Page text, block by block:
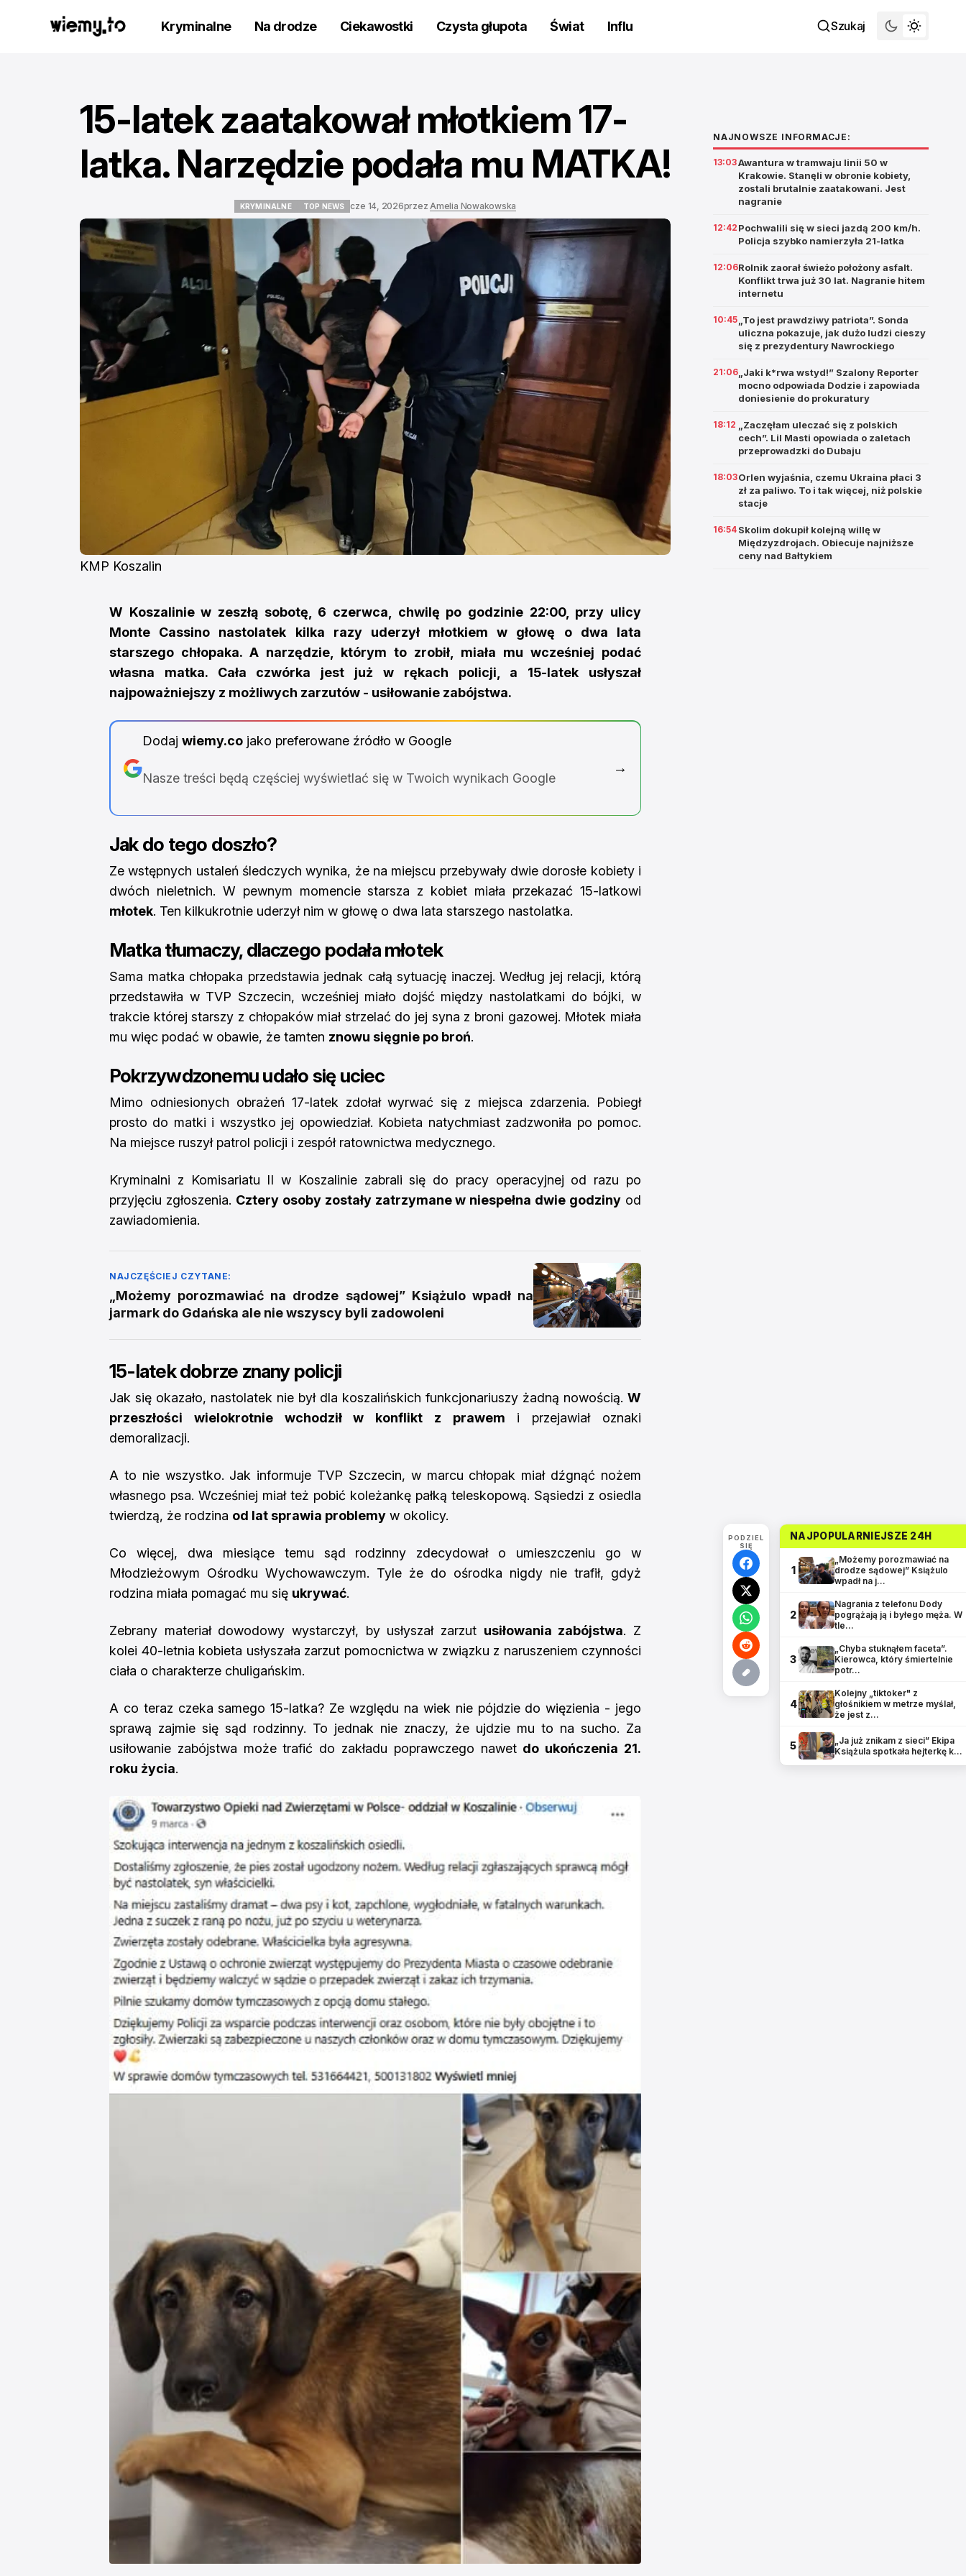
Kryminalne Na drodze Ciekawostki Czysta głupota Świat Influ Szukaj
15-latek zaatakował młotkiem 17-
latka. Narzędzie podała mu MATKA!
KRYMINALNE TOP NEWS cze 14, 2026przez Amelia Nowakowska
KMP Koszalin
W Koszalinie w zeszłą sobotę, 6 czerwca, chwilę po godzinie 22:00, przy ulicy
Monte Cassino nastolatek kilka razy uderzył młotkiem w głowę o dwa lata
starszego chłopaka. A narzędzie, którym to zrobił, miała mu wcześniej podać
własna matka. Cała czwórka jest już w rękach policji, a 15-latek usłyszał
najpoważniejszy z możliwych zarzutów - usiłowanie zabójstwa.
Dodaj wiemy.cojako preferowane źródło w Google
Nasze treści będą częściej wyświetlać się w Twoich wynikach Google
→
Jak do tego doszło?
Ze wstępnych ustaleń śledczych wynika, że na miejscu przebywały dwie dorosłe kobiety i
dwóch nieletnich. W pewnym momencie starsza z kobiet miała przekazać 15-latkowi
młotek. Ten kilkukrotnie uderzył nim w głowę o dwa lata starszego nastolatka.
Matka tłumaczy, dlaczego podała młotek
Sama matka chłopaka przedstawia jednak całą sytuację inaczej. Według jej relacji, którą
przedstawiła w TVP Szczecin, wcześniej miało dojść między nastolatkami do bójki, w
trakcie której starszy z chłopaków miał strzelać do jej syna z broni gazowej. Młotek miała
mu więc podać w obawie, że tamten znowu sięgnie po broń.
Pokrzywdzonemu udało się uciec
Mimo odniesionych obrażeń 17-latek zdołał wyrwać się z miejsca zdarzenia. Pobiegł
prosto do matki i wszystko jej opowiedział. Kobieta natychmiast zadzwoniła po pomoc.
Na miejsce ruszył patrol policji i zespół ratownictwa medycznego.
Kryminalni z Komisariatu II w Koszalinie zabrali się do pracy operacyjnej od razu po
przyjęciu zgłoszenia. Cztery osoby zostały zatrzymane w niespełna dwie godziny od
zawiadomienia.
NAJCZĘŚCIEJ CZYTANE:
„Możemy porozmawiać na drodze sądowej” Książulo wpadł na
jarmark do Gdańska ale nie wszyscy byli zadowoleni
15-latek dobrze znany policji
Jak się okazało, nastolatek nie był dla koszalińskich funkcjonariuszy żadną nowością. W
przeszłości wielokrotnie wchodził w konflikt z prawem i przejawiał oznaki
demoralizacji.
A to nie wszystko. Jak informuje TVP Szczecin, w marcu chłopak miał dźgnąć nożem
własnego psa. Wcześniej miał też pobić koleżankę pałką teleskopową. Sąsiedzi z osiedla
twierdzą, że rodzina od lat sprawia problemy w okolicy.
Co więcej, dwa miesiące temu sąd rodzinny zdecydował o umieszczeniu go w
Młodzieżowym Ośrodku Wychowawczym. Tyle że do ośrodka nigdy nie trafił, gdyż
rodzina miała pomagać mu się ukrywać.
Zebrany materiał dowodowy wystarczył, by usłyszał zarzut usiłowania zabójstwa. Z
kolei 40-letnia kobieta usłyszała zarzut pomocnictwa w związku z naruszeniem czynności
ciała o charakterze chuligańskim.
A co teraz czeka samego 15-latka? Ze względu na wiek nie pójdzie do więzienia - jego
sprawą zajmie się sąd rodzinny. To jednak nie znaczy, że ujdzie mu to na sucho. Za
usiłowanie zabójstwa może trafić do zakładu poprawczego nawet do ukończenia 21.
roku życia.
NAJNOWSZE INFORMACJE:
13:03Awantura w tramwaju linii 50 w
Krakowie. Stanęli w obronie kobiety,
zostali brutalnie zaatakowani. Jest
nagranie
12:42 Pochwalili się w sieci jazdą 200 km/h.
Policja szybko namierzyła 21-latka
12:06Rolnik zaorał świeżo położony asfalt.
Konflikt trwa już 30 lat. Nagranie hitem
internetu
10:45 „To jest prawdziwy patriota”. Sonda
uliczna pokazuje, jak dużo ludzi cieszy
się z prezydentury Nawrockiego
21:06 „Jaki k*rwa wstyd!” Szalony Reporter
mocno odpowiada Dodzie i zapowiada
doniesienie do prokuratury
18:12
„Zaczęłam uleczać się z polskich
cech”. Lil Masti opowiada o zaletach
przeprowadzki do Dubaju
18:03Orlen wyjaśnia, czemu Ukraina płaci 3
zł za paliwo. To i tak więcej, niż polskie
stacje
16:54 Skolim dokupił kolejną willę w
Międzyzdrojach. Obiecuje najniższe
ceny nad Bałtykiem
PODZIEL
SIĘ
NAJPOPULARNIEJSZE 24H
1
„Możemy porozmawiać na
drodze sądowej” Książulo
wpadł na j…
2
Nagrania z telefonu Dody
pogrążają ją i byłego męża. W
tle…
3
„Chyba stuknąłem faceta”.
Kierowca, który śmiertelnie
potr…
4
Kolejny „tiktoker" z
głośnikiem w metrze myślał,
że jest z…
5
„Ja już znikam z sieci” Ekipa
Książula spotkała hejterkę k…